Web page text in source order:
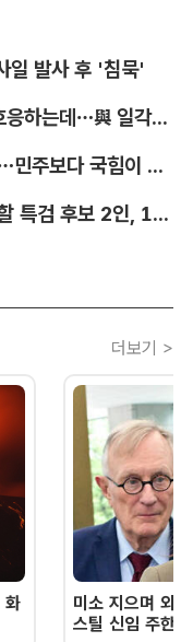
일 발사 후 '침묵'
[주간政談<상>] 부동산 세재개편 호응하는데…與 일각의 속내
[주간政談<하>] 서범수 '돌려차기'…민주보다 국힘이 더 발끈
선관위 특검 추천위 "대통령에 추천할 특검 후보 2인, 14일 확정"
더보기 >
화
미소 지으며 외
스틸 신임 주한